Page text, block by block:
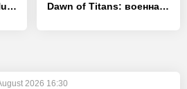
Battle Cars: Monster Hunter Dawn of Titans: военная РПГ-стратегия
2026 16:30